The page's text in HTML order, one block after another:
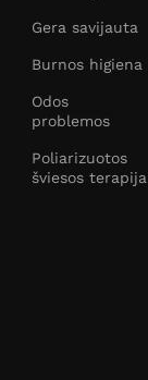
Gera savijauta
Burnos higiena
Odos
problemos
Poliarizuotos
šviesos terapija